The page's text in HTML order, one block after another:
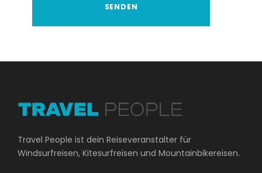
Travel People ist dein Reiseveranstalter für
Windsurfreisen, Kitesurfreisen und Mountainbikereisen.